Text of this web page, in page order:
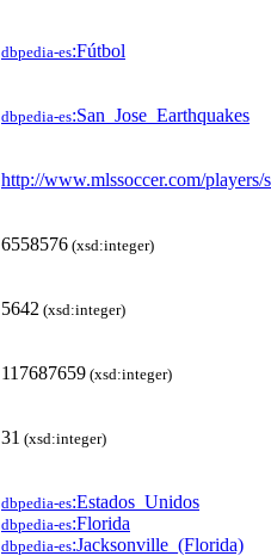
dbpedia-es:Fútbol
dbpedia-es:San_Jose_Earthquakes
http://www.mlssoccer.com/players/
6558576 (xsd:integer)
5642 (xsd:integer)
117687659 (xsd:integer)
31 (xsd:integer)
dbpedia-es:Estados_Unidos
dbpedia-es:Florida
dbpedia-es:Jacksonville_(Florida)